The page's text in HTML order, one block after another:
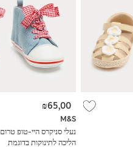
M&S
נעלי סניקרס היי-טופ טרום
הליכה לתינוקות בדוגמת
₪65,00